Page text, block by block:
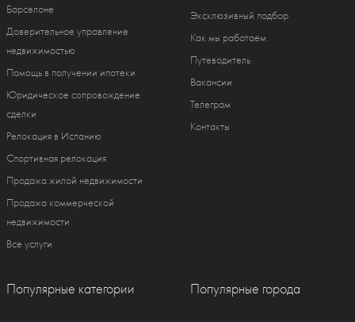
Барселоне
Доверительное управление
недвижимостью
Помощь в получении ипотеки
Юридическое сопровождение
сделки
Релокация в Испанию
Спортивная релокация
Продажа жилой недвижимости
Продажа коммерческой
недвижимости
Все услуги
Эксклюзивный подбор
Как мы работаем
Путеводитель
Вакансии
Телеграм
Контакты
Популярные категории Популярные города